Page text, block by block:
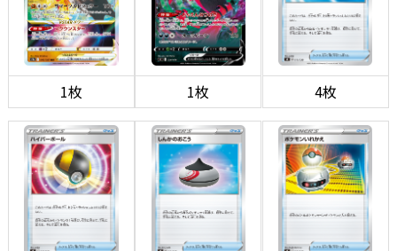
1枚 1枚 4枚